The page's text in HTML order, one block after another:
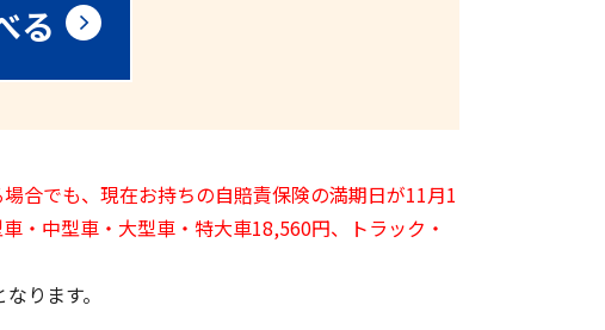
る
合でも、現在お持ちの自賠責保険の満期日が11月1
・中型車・大型車・特大車18,560円、トラック・
ります。